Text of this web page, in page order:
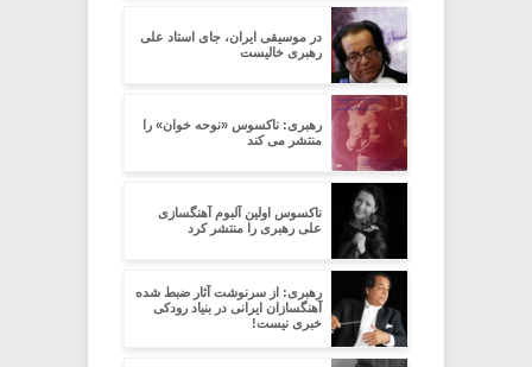
در موسیقی ایران، جای استاد علی
رهبری خالیست
رهبری: ناکسوس «نوحه خوان» را
منتشر می کند
ناکسوس اولین آلبوم آهنگسازی
علی رهبری را منتشر کرد
رهبری: از سرنوشت آثار ضبط شده
آهنگسازان ایرانی در بنیاد رودکی
خبری نیست!